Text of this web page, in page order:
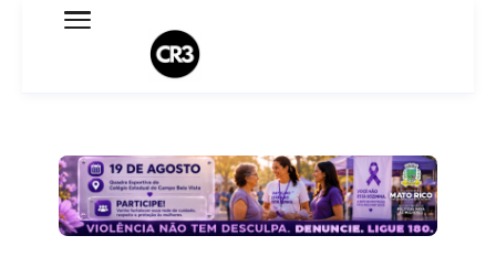
Expediente
Termo de Uso
Sobre o blog